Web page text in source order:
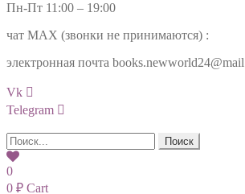
Пн-Пт 11:00 – 19:00
чат МАХ (звонки не принимаются) :
электронная почта
Vk
Telegram
Поиск
0
0 ₽ Cart